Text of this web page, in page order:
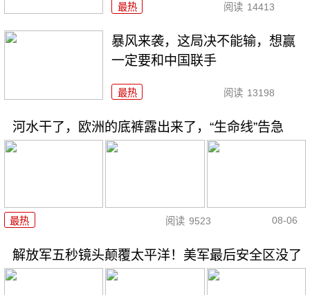
最热 阅读 14413
暴风来袭，这局决不能输，想赢
一定要和中国联手
最热 阅读 13198
河水干了，欧洲的底裤露出来了，“生命线”告急
最热 阅读 9523 08-06
解放军五秒镜头颠覆太平洋！美军最后安全区没了